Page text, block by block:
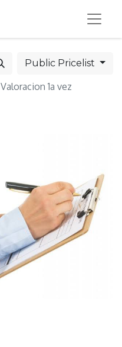
Public Pricelist
Valoracion 1a vez